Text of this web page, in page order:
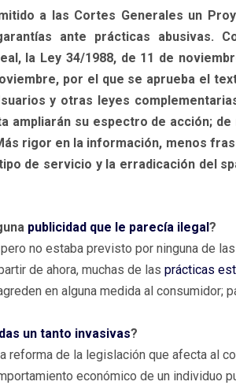
a las Cortes Generales un
ante prácticas abusivas.
la Ley 34/1988, de 11 de
por el que se aprueba el
y otras leyes
ampliarán su espectro de acción;
rigor en la información, menos
de servicio y la erradicación del
publicidad que le parecía ilegal ?
no estaba previsto por ninguna de
de ahora, muchas de las prácticas
en alguna medida al consumidor;
un tanto invasivas?
reforma de la legislación que afecta al
económico de un individuo